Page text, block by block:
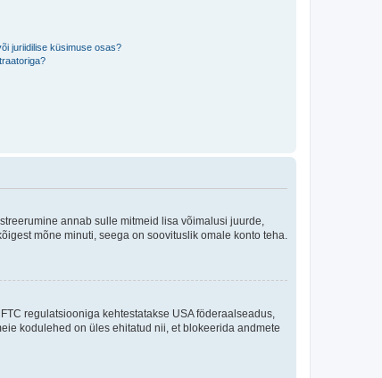
juriidilise küsimuse osas?
annab sulle mitmeid lisa võimalusi juurde,
mõne minuti, seega on soovituslik omale konto teha.
regulatsiooniga kehtestatakse USA föderaalseadus,
kodulehed on üles ehitatud nii, et blokeerida andmete